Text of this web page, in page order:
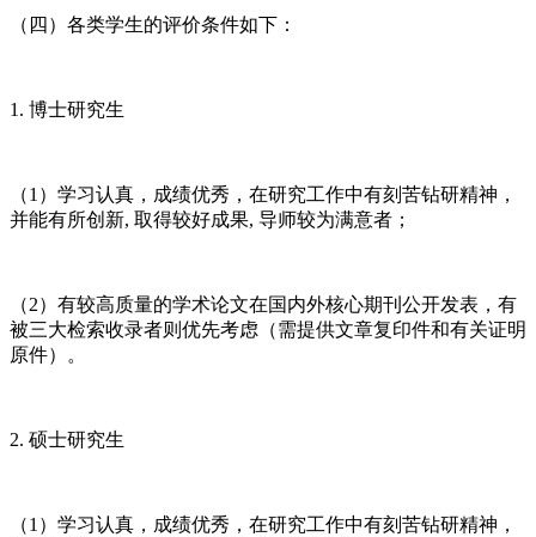
（四）各类学生的评价条件如下：
1. 博士研究生
（1）学习认真，成绩优秀，在研究工作中有刻苦钻研精神，
并能有所创新, 取得较好成果, 导师较为满意者；
（2）有较高质量的学术论文在国内外核心期刊公开发表，有
被三大检索收录者则优先考虑（需提供文章复印件和有关证明
原件）。
2. 硕士研究生
（1）学习认真，成绩优秀，在研究工作中有刻苦钻研精神，